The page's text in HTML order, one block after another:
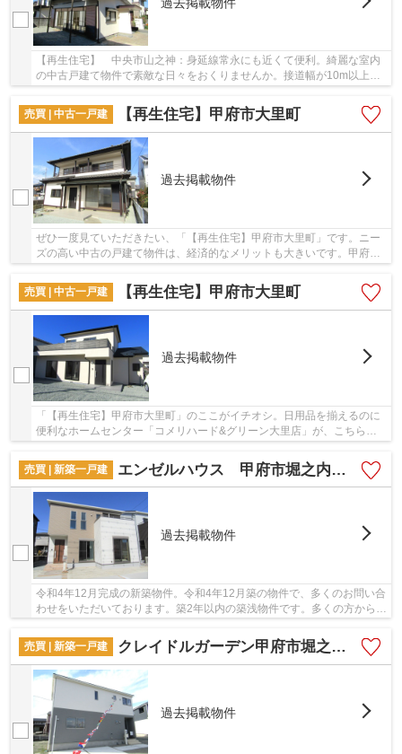
【再生住宅】 中央市山之神：身延線常永にも近くて便利。綺麗な室内
の中古戸建て物件で素敵な日々をおくりませんか。接道幅が10m以上と
売買 | 中古一戸建
【再生住宅】甲府市大里町
過去掲載物件
ぜひ一度見ていただきたい、「【再生住宅】甲府市大里町」です。ニー
ズの高い中古の戸建て物件は、経済的なメリットも大きいです。甲府市
売買 | 中古一戸建
【再生住宅】甲府市大里町
過去掲載物件
「【再生住宅】甲府市大里町」のここがイチオシ。日用品を揃えるのに
便利なホームセンター「コメリハード&グリーン大里店」が、こちらの
物件から470mのところにあります。建築の際...
売買 | 新築一戸建
エンゼルハウス 甲府市堀之内町②
過去掲載物件
令和4年12月完成の新築物件。令和4年12月築の物件で、多くのお問い合
わせをいただいております。築2年以内の築浅物件です。多くの方からこ
売買 | 新築一戸建
クレイドルガーデン甲府市堀之内第1 2号棟
過去掲載物件